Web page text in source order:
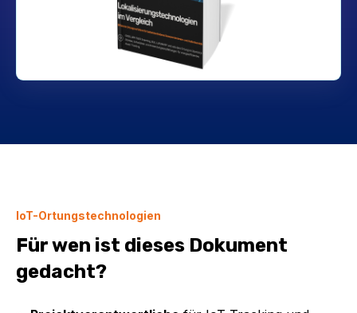
IoT-Ortungstechnologien
Für wen ist dieses Dokument
gedacht?